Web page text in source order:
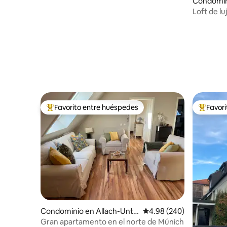
adt
Loft de
De los mejores en Favorito entre huéspedes
Favorito entre huéspedes
Condominio en Allach-Unte
rmenzing
Calificación promedio:
4.98 (240)
Gran apartamento en el norte de Múnich
De los